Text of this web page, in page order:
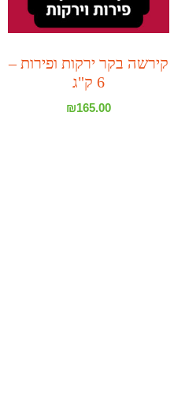
קירשה בקר ירקות ופירות –
6 ק"ג
₪165.00